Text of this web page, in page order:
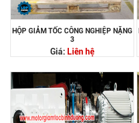
HỘP GIẢM TỐC CÔNG NGHIỆP NẶNG
3
Giá: Liên hệ